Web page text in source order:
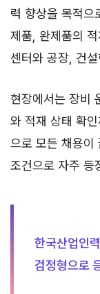
력 향상을 목적으
제품, 완제품의
센터와 공장, 건
현장에서는 장비
와 적재 상태 확
으로 모든 채용이
조건으로 자주 등
한국산업인
검정형으로